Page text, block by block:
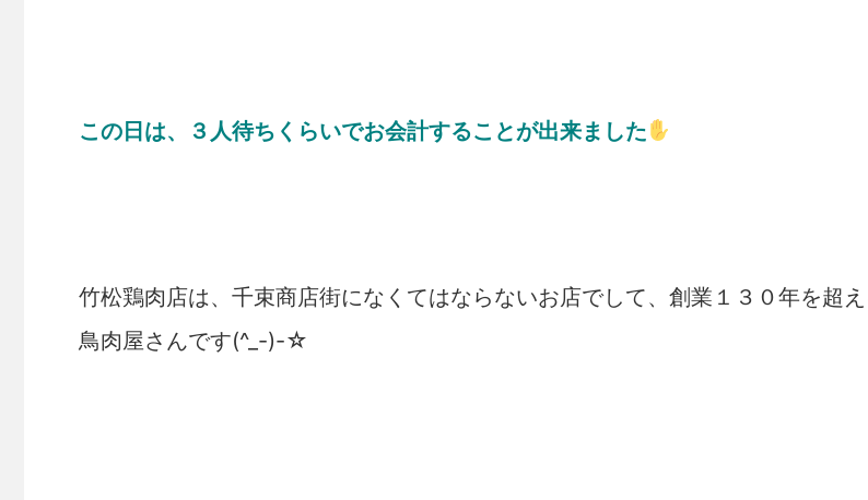
この日は、３人待ちくらいでお会計することが出来ました
竹松鶏肉店は、千束商店街になくてはならないお店でして、創業１３０年を超
鳥肉屋さんです(^_-)-☆